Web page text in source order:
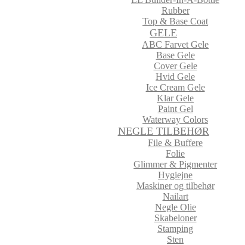
Rubber
Top & Base Coat
GELE
ABC Farvet Gele
Base Gele
Cover Gele
Hvid Gele
Ice Cream Gele
Klar Gele
Paint Gel
Waterway Colors
NEGLE TILBEHØR
File & Buffere
Folie
Glimmer & Pigmenter
Hygiejne
Maskiner og tilbehør
Nailart
Negle Olie
Skabeloner
Stamping
Sten